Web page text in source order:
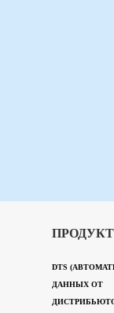
DTS
ДАННЫХ ОТ